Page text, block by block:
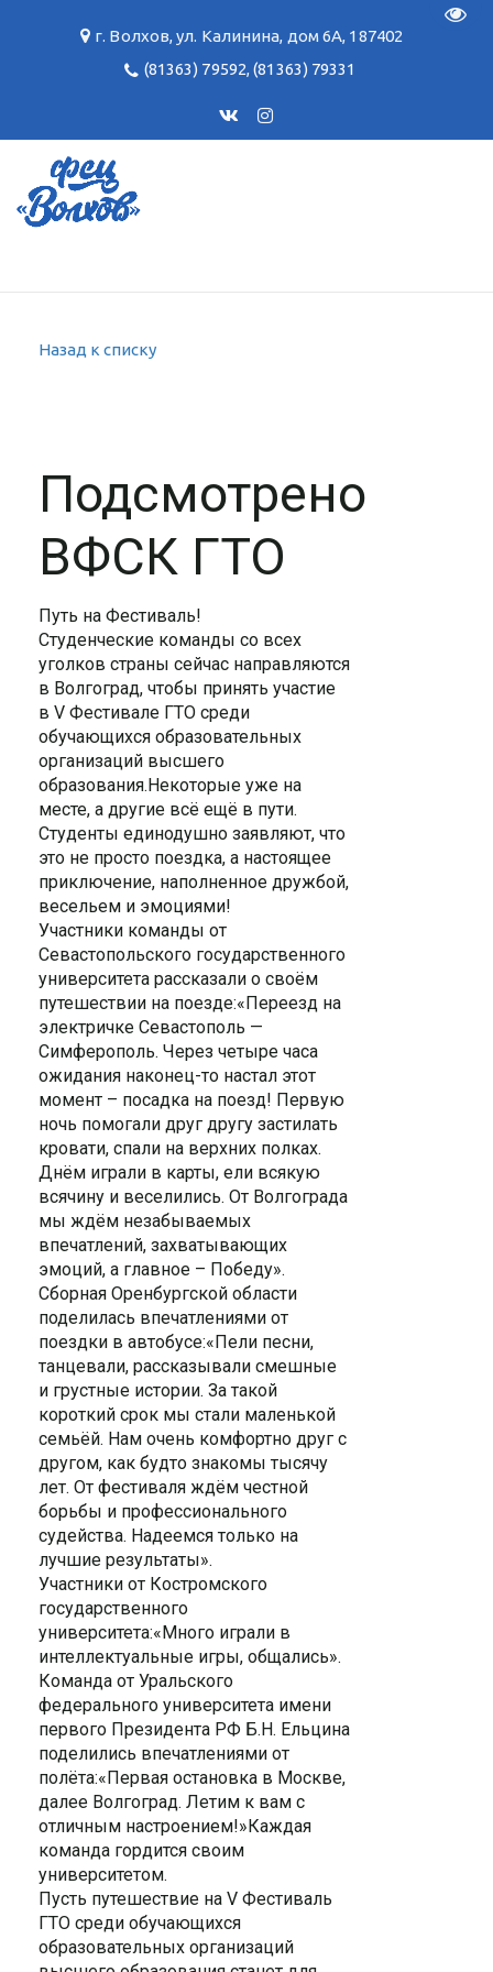
г. Волхов,ул. Калинина, дом 6А, 187402
(81363) 79592,(81363) 79331
Назад к списку
Подсмотрено
ВФСК ГТО
Путь на Фестиваль!
Студенческие команды со всех
уголков страны сейчас направляются
в Волгоград, чтобы принять участие
в V Фестивале ГТО среди
обучающихся образовательных
организаций высшего
образования.Некоторые уже на
месте, а другие всё ещё в пути.
Студенты единодушно заявляют, что
это не просто поездка, а настоящее
приключение, наполненное дружбой,
весельем и эмоциями!
Участники команды от
Севастопольского государственного
университета рассказали о своём
путешествии на поезде:«Переезд на
электричке Севастополь —
Симферополь. Через четыре часа
ожидания наконец-то настал этот
момент – посадка на поезд! Первую
ночь помогали друг другу застилать
кровати, спали на верхних полках.
Днём играли в карты, ели всякую
всячину и веселились. От Волгограда
мы ждём незабываемых
впечатлений, захватывающих
эмоций, а главное – Победу».
Сборная Оренбургской области
поделилась впечатлениями от
поездки в автобусе:«Пели песни,
танцевали, рассказывали смешные
и грустные истории. За такой
короткий срок мы стали маленькой
семьёй. Нам очень комфортно друг с
другом, как будто знакомы тысячу
лет. От фестиваля ждём честной
борьбы и профессионального
судейства. Надеемся только на
лучшие результаты».
Участники от Костромского
государственного
университета:«Много играли в
интеллектуальные игры, общались».
Команда от Уральского
федерального университета имени
первого Президента РФ Б.Н. Ельцина
поделились впечатлениями от
полёта:«Первая остановка в Москве,
далее Волгоград. Летим к вам с
отличным настроением!»Каждая
команда гордится своим
университетом.
Пусть путешествие на V Фестиваль
ГТО среди обучающихся
образовательных организаций